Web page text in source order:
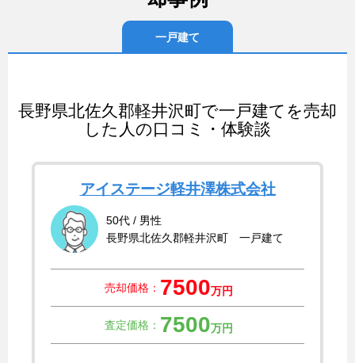
一戸建て
長野県北佐久郡軽井沢町で一戸建てを売却
した人の口コミ・体験談
アイステージ軽井澤株式会社
50代 / 男性
長野県北佐久郡軽井沢町 一戸建て
売却価格： 7500万円
査定価格： 7500万円